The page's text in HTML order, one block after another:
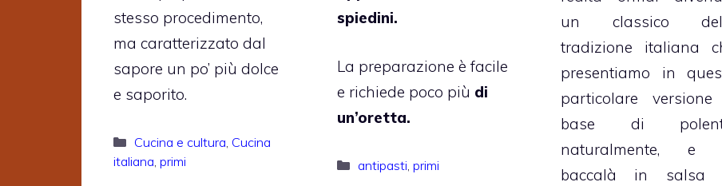
stesso procedimento,
ma caratterizzato dal
sapore un po’ più dolce
e saporito.
Categorie
Cucina e cultura, Cucina
italiana, primi
spiedini.
La preparazione è facile
e richiede poco più di
un’oretta.
Categorie
antipasti primi
un classico
tradizione italiana
presentiamo in
particolare
base di
naturalmente, e
baccalà in salsa